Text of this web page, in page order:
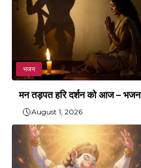
भजन
मन तड़पत हरि दर्शन को आज – भजन
August 1, 2026